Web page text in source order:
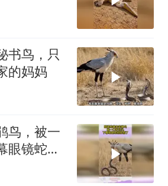
书鸟，只
的妈妈
鸟，被一
眼镜蛇彻